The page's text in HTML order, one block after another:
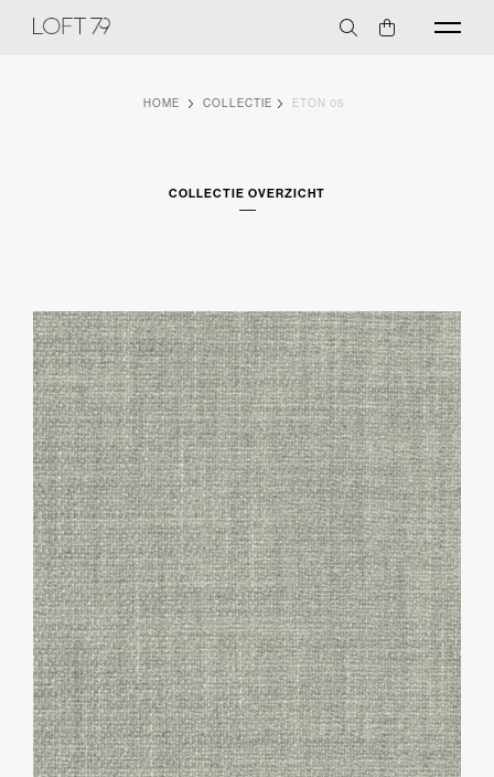
HOME COLLECTIE ETON 05
COLLECTIE OVERZICHT